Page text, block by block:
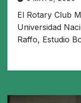
El Rotary Club
Universidad
Raffo, Estudio